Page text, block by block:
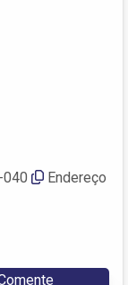
040
Endereço